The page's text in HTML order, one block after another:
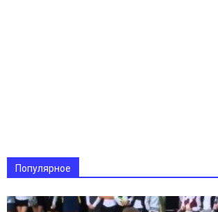
Популярное